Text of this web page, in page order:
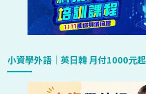
小資學外語｜英日韓 月付1000元起